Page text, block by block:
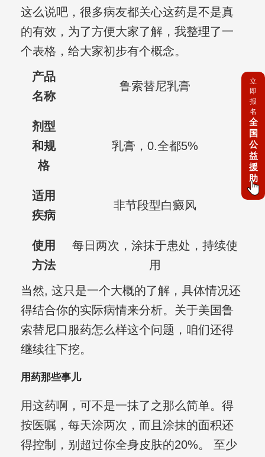
这么说吧，很多病友都关心这药是不是真
的有效，为了方便大家了解，我整理了一
个表格，给大家初步有个概念。
产品
名称
鲁索替尼乳膏
剂型
和规
格
乳膏，0.全都5%
适用
疾病
非节段型白癜风
使用
方法
每日两次，涂抹于患处，持续使
用
当然, 这只是一个大概的了解，具体情况还
得结合你的实际病情来分析。关于美国鲁
索替尼口服药怎么样这个问题，咱们还得
继续往下挖。
用药那些事儿
用这药啊，可不是一抹了之那么简单。得
按医嘱，每天涂两次，而且涂抹的面积还
得控制，别超过你全身皮肤的20%。 至少
立
即
报
名
全
国
公
益
援
助